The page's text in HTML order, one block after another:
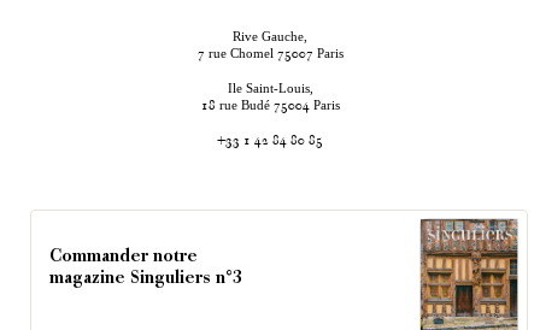
Rive Gauche,
7 rue Chomel 75007 Paris
Ile Saint-Louis,
18 rue Budé 75004 Paris
+33 1 42 84 80 85
Commander notre
magazine Singuliers n°3